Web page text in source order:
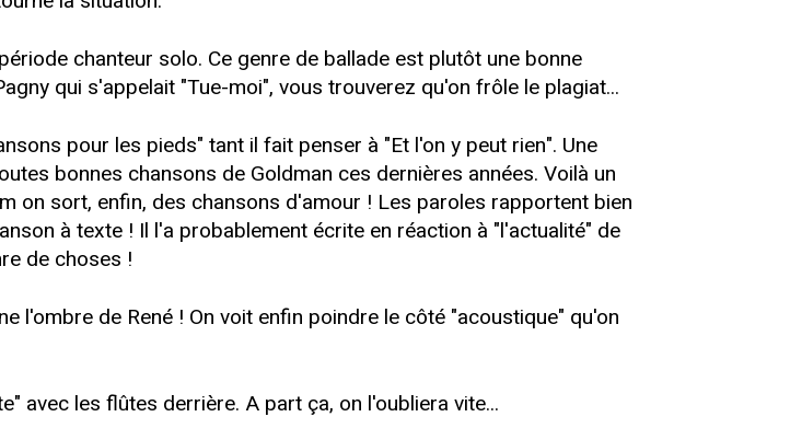
chanteur solo. Ce genre de ballade est plutôt une bonne
qui s'appelait "Tue-moi", vous trouverez qu'on frôle le plagiat...
pour les pieds" tant il fait penser à "Et l'on y peut rien". Une
bonnes chansons de Goldman ces dernières années. Voilà un
on sort, enfin, des chansons d'amour ! Les paroles rapportent bien
à texte ! Il l'a probablement écrite en réaction à "l'actualité" de
de choses !
l'ombre de René ! On voit enfin poindre le côté "acoustique" qu'on
avec les flûtes derrière. A part ça, on l'oubliera vite...